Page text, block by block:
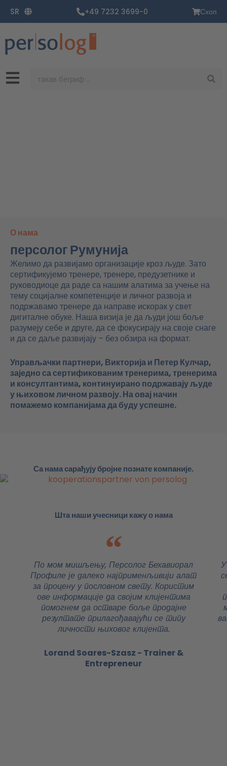
садржај
SR +49 7232 3699-0 Схоп
О нама
персолог Румунија
Желимо да развијамо организације кроз људе. Зато
сертификујемо тренере, тренере, предузетнике и
руководиоце да раде са нашим алатима за учење на
тему социјалне компетенције и личног развоја и
подржавамо тренере да направе искорак у свет
дигиталне обуке. Наша визија је да људи још боље
разумеју себе и друге, да се фокусирају на своје снаге
и да се даље развијају – без обзира на формат.
Управљачки партнери, Викторија и Петер Кулчар,
заједно са сертификованим тренерима, тренерима
и консултантима, континуирано подржавају људе
у њиховом личном развоју. На овај начин
помажемо компанијама да буду успешне.
Са нама сарађују бројне познате компаније.
Шта наши учесници кажу о нама
По мом мишљењу, Персолог Бехавиорал
Профиле је далеко најприменљивији алат
за процену у пословном свету. Користим
ове информације да својим клијентима
помогнем да остваре боље продајне
резултате прилагођавајући се типу
личности њиховог клијента.
Lorand Soares-Szasz - Trainer &
Entrepreneur